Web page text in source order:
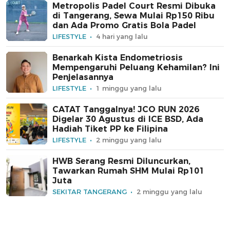
Metropolis Padel Court Resmi Dibuka
di Tangerang, Sewa Mulai Rp150 Ribu
dan Ada Promo Gratis Bola Padel
LIFESTYLE 4 hari yang lalu
Benarkah Kista Endometriosis
Mempengaruhi Peluang Kehamilan? Ini
Penjelasannya
LIFESTYLE 1 minggu yang lalu
CATAT Tanggalnya! JCO RUN 2026
Digelar 30 Agustus di ICE BSD, Ada
Hadiah Tiket PP ke Filipina
LIFESTYLE 2 minggu yang lalu
HWB Serang Resmi Diluncurkan,
Tawarkan Rumah SHM Mulai Rp101
Juta
SEKITAR TANGERANG 2 minggu yang lalu